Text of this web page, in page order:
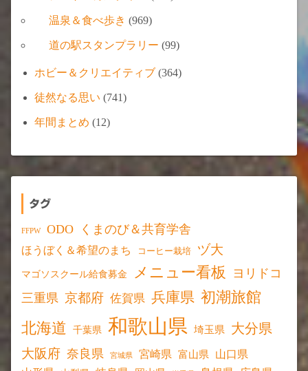
温泉＆食べ歩き (969)
道の駅スタンプラリー (99)
ホビー＆クリエイティブ (364)
徒然なる思い (741)
年間まとめ (12)
タグ
FFPW ODO くまのび＆共育学舎
ほうぼく＆希望のまち コーヒー栽培 ヅ大
マゴソスクール給食募金 メニュー看板
ヨリドコ
三重県 京都府 佐賀県 兵庫県 初潮旅館
北海道
千葉県 和歌山県 埼玉県 大分県
大阪府 奈良県 宮城県 宮崎県 富山県 山口県